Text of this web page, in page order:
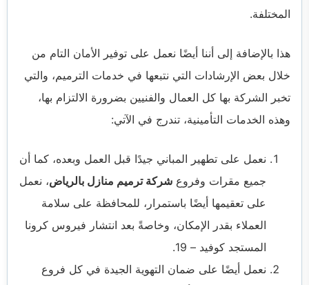
المختلفة.
هذا بالإضافة إلى أننا أيضًا نعمل على توفير الأمان التام من
خلال بعض الإرشادات التي نتبعها في خدمات الترميم، والتي
تخبر الشركة بها كل العمال والفنيين بضرورة الالتزام بها،
وهذه الخدمات التأمينية، تندرج في الآتي:
نعمل على تطهير المباني جيدًا قبل العمل وبعده، كما أن
جميع مقرات وفروع شركة ترميم منازل بالرياض، نعمل
على تعقيمها أيضًا باستمرار، للمحافظة على سلامة
العملاء بقدر الإمكان، وخاصةً بعد انتشار فيروس كرونا
المستجد كوفيد – 19.
نعمل أيضًا على ضمان التهوية الجيدة في كل فروع